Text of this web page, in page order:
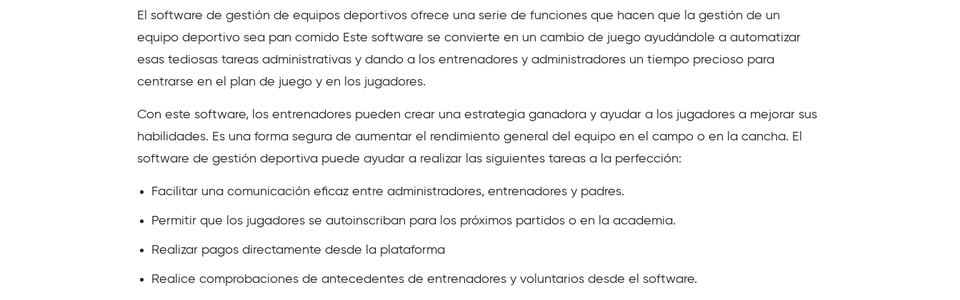
El software de gestión de equipos deportivos ofrece una serie de funciones que hacen que la gestión de un
equipo deportivo sea pan comido Este software se convierte en un cambio de juego ayudándole a automatizar
esas tediosas tareas administrativas y dando a los entrenadores y administradores un tiempo precioso para
centrarse en el plan de juego y en los jugadores.
Con este software, los entrenadores pueden crear una estrategia ganadora y ayudar a los jugadores a mejorar sus
habilidades. Es una forma segura de aumentar el rendimiento general del equipo en el campo o en la cancha. El
software de gestión deportiva puede ayudar a realizar las siguientes tareas a la perfección:
Facilitar una comunicación eficaz entre administradores, entrenadores y padres.
Permitir que los jugadores se autoinscriban para los próximos partidos o en la academia.
Realizar pagos directamente desde la plataforma
Realice comprobaciones de antecedentes de entrenadores y voluntarios desde el software.